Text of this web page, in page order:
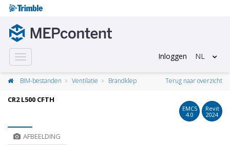
Toggle
navigation
Inloggen NL
BIM-bestanden Ventilatie Brandklep Terug naar overzicht
CR2 L500 CFTH
EMCS
4.0
Revit
2024
AFBEELDING